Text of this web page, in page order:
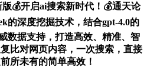
💰开启ai搜索新时代！💰通天论
的深度挖掘技术，结合gpt-4.0的
数据支持，打造高效、精准、智
比对网页内容，一次搜索，直接
所未有的简单高效！